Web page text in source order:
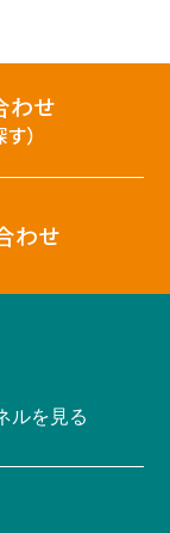
わせ
）
わせ
ルを見る